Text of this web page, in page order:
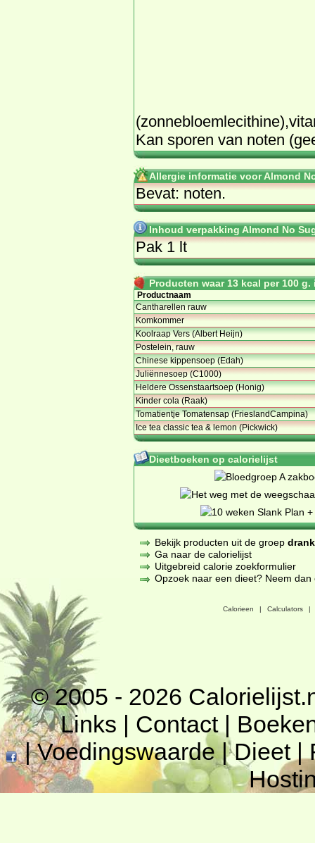
Kan sporen van noten
Allergie informatie voor Almond
Bevat: noten.
Inhoud verpakking Almond No
Pak 1 lt
Producten waar 13 kcal per 100
Productnaam
Cantharellen rauw
Komkommer
Koolraap Vers (Albert Heijn)
Postelein, rauw
Chinese kippensoep (Edah)
Juliënnesoep (C1000)
Heldere Ossenstaartsoep (Honig)
Kinder cola (Raak)
Tomatientje Tomatensap (FrieslandCampina)
Ice tea classic tea & lemon (Pickwick)
Dieetboeken op calorielijst
Bekijk producten uit de groep
Ga naar de calorielijst
Uitgebreid calorie zoekformulier
Opzoek naar een dieet? Neem
Calorieen | Calculators |
© 2005 - 2026
Links | Contact|
|Voedingswaarde|Dieet|